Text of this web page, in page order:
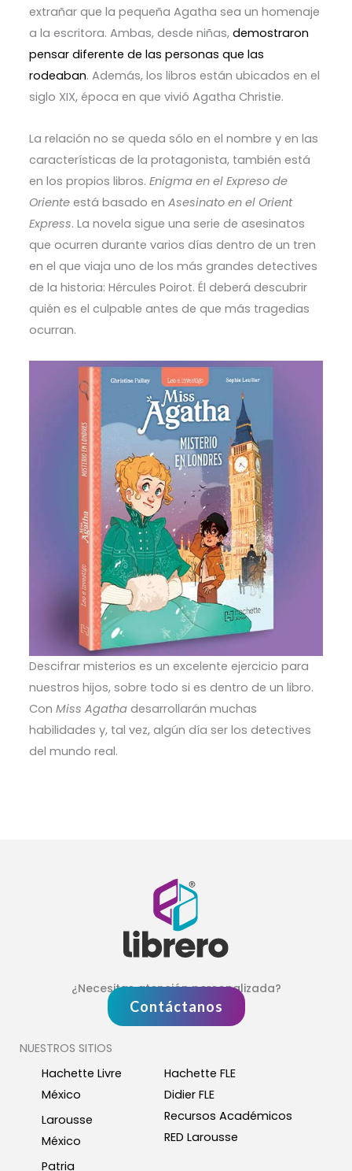
extrañar que la pequeña Agatha sea un homenaje
a la escritora. Ambas, desde niñas, demostraron
pensar diferente de las personas que las
rodeaban. Además, los libros están ubicados en el
siglo XIX, época en que vivió Agatha Christie.
La relación no se queda sólo en el nombre y en las
características de la protagonista, también está
en los propios libros. Enigma en el Expreso de
Orienteestá basado en Asesinato en el Orient
Express. La novela sigue una serie de asesinatos
que ocurren durante varios días dentro de un tren
en el que viaja uno de los más grandes detectives
de la historia: Hércules Poirot. Él deberá descubrir
quién es el culpable antes de que más tragedias
ocurran.
Descifrar misterios es un excelente ejercicio para
nuestros hijos, sobre todo si es dentro de un libro.
Con Miss Agathadesarrollarán muchas
habilidades y, tal vez, algún día ser los detectives
del mundo real.
¿Necesitas atención personalizada?
Contáctanos
NUESTROS SITIOS
Hachette Livre
México
Larousse
México
Patria
Hachette FLE
Didier FLE
Recursos Académicos
RED Larousse